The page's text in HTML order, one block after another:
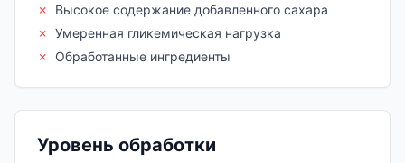
✗
Высокое содержание добавленного сахара
✗ Умеренная гликемическая нагрузка
✗
Обработанные ингредиенты
Уровень обработки